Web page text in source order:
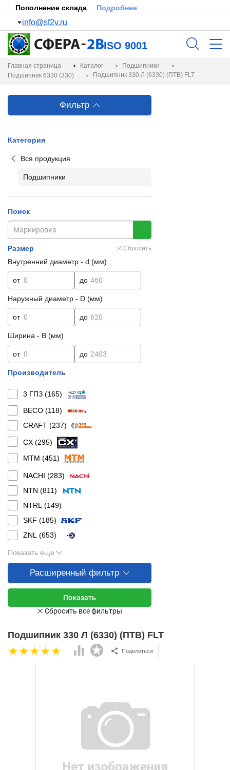
Пополнение склада Подробнее
info@sf2v.ru
ISO 9001
Главная страница Каталог
Подшипники
Подшипник 6330 (330)
Подшипник 330 Л (6330) (ПТВ) FLT
Фильтр
Категория
Вся продукция
Подшипники
Поиск
Размер Сбросить
Внутренний диаметр - d (мм)
от до
Наружный диаметр - D (мм)
от до
Ширина - B (мм)
от до
Производитель
3 ГПЗ (165)
BECO (118)
CRAFT (237)
CX (295)
MTM (451)
NACHI (283)
NTN (811)
NTRL (149)
SKF (185)
ZNL (653)
Показать еще
Расширенный фильтр
Подшипник 330 Л (6330) (ПТВ) FLT
Поделиться